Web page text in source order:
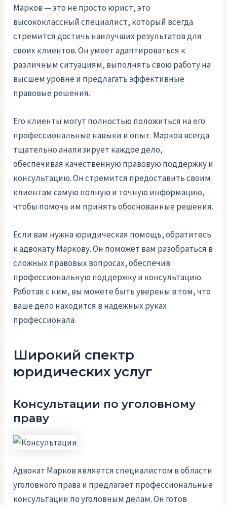
Марков — это не просто юрист, это
высококлассный специалист, который всегда
стремится достичь наилучших результатов для
своих клиентов. Он умеет адаптироваться к
различным ситуациям, выполнять свою работу на
высшем уровне и предлагать эффективные
правовые решения.
Его клиенты могут полностью положиться на его
профессиональные навыки и опыт. Марков всегда
тщательно анализирует каждое дело,
обеспечивая качественную правовую поддержку и
консультацию. Он стремится предоставить своим
клиентам самую полную и точную информацию,
чтобы помочь им принять обоснованные решения.
Если вам нужна юридическая помощь, обратитесь
к адвокату Маркову. Он поможет вам разобраться в
сложных правовых вопросах, обеспечив
профессиональную поддержку и консультацию.
Работая с ним, вы можете быть уверены в том, что
ваше дело находится в надежных руках
профессионала.
Широкий спектр
юридических услуг
Консультации по уголовному
праву
Адвокат Марков является специалистом в области
уголовного права и предлагает профессиональные
консультации по уголовным делам. Он готов